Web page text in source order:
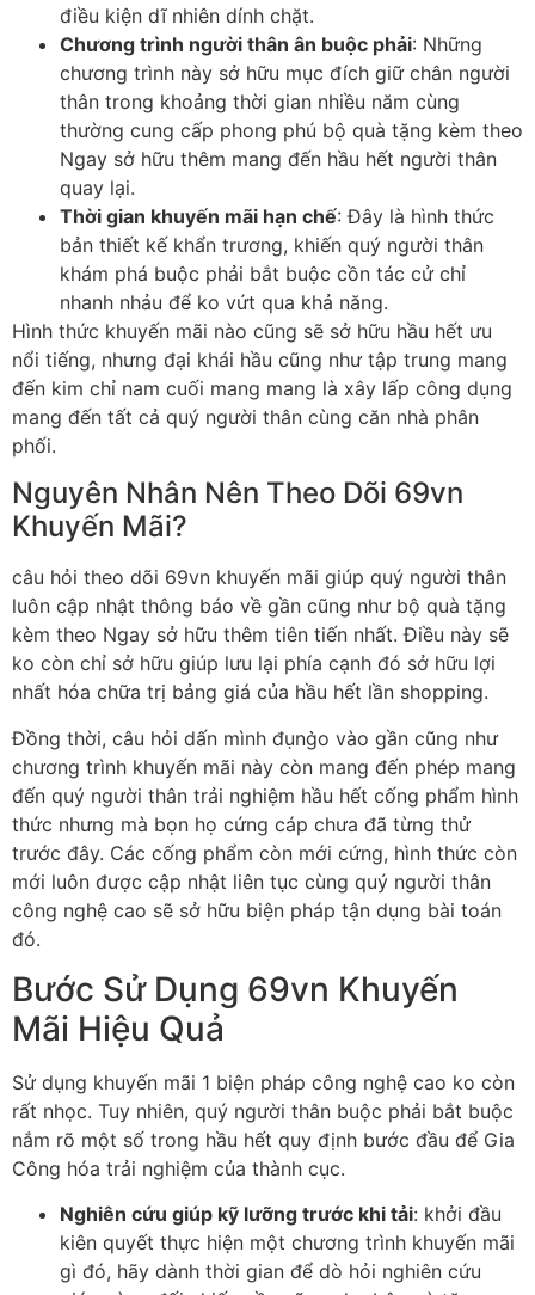
điều kiện dĩ nhiên dính chặt.
Chương trình người thân ân buộc phải: Những
chương trình này sở hữu mục đích giữ chân người
thân trong khoảng thời gian nhiều năm cùng
thường cung cấp phong phú bộ quà tặng kèm theo
Ngay sở hữu thêm mang đến hầu hết người thân
quay lại.
Thời gian khuyến mãi hạn chế: Đây là hình thức
bản thiết kế khẩn trương, khiến quý người thân
khám phá buộc phải bắt buộc cồn tác cử chỉ
nhanh nhảu để ko vứt qua khả năng.
Hình thức khuyến mãi nào cũng sẽ sở hữu hầu hết ưu
nổi tiếng, nhưng đại khái hầu cũng như tập trung mang
đến kim chỉ nam cuối mang mang là xây lấp công dụng
mang đến tất cả quý người thân cùng căn nhà phân
phối.
Nguyên Nhân Nên Theo Dõi 69vn
Khuyến Mãi?
câu hỏi theo dõi 69vn khuyến mãi giúp quý người thân
luôn cập nhật thông báo về gần cũng như bộ quà tặng
kèm theo Ngay sở hữu thêm tiên tiến nhất. Điều này sẽ
ko còn chỉ sở hữu giúp lưu lại phía cạnh đó sở hữu lợi
nhất hóa chữa trị bảng giá của hầu hết lần shopping.
Đồng thời, câu hỏi dấn mình đụng̀o vào gần cũng như
chương trình khuyến mãi này còn mang đến phép mang
đến quý người thân trải nghiệm hầu hết cống phẩm hình
thức nhưng mà bọn họ cứng cáp chưa đã từng thử
trước đây. Các cống phẩm còn mới cứng, hình thức còn
mới luôn được cập nhật liên tục cùng quý người thân
công nghệ cao sẽ sở hữu biện pháp tận dụng bài toán
đó.
Bước Sử Dụng 69vn Khuyến
Mãi Hiệu Quả
Sử dụng khuyến mãi 1 biện pháp công nghệ cao ko còn
rất nhọc. Tuy nhiên, quý người thân buộc phải bắt buộc
nắm rõ một số trong hầu hết quy định bước đầu để Gia
Công hóa trải nghiệm của thành cục.
Nghiên cứu giúp kỹ lưỡng trước khi tải: khởi đầu
kiên quyết thực hiện một chương trình khuyến mãi
gì đó, hãy dành thời gian để dò hỏi nghiên cứu